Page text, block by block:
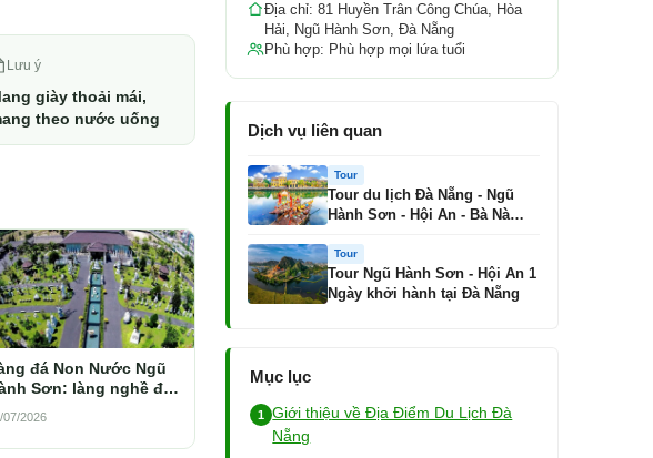
Lưu ý
giày thoải mái,
theo nước uống
đá Non Nước Ngũ
Sơn: làng nghề đá
07/2026
Địa chỉ: 81 Huyền Trân Công Chúa, Hòa
Hải, Ngũ Hành Sơn, Đà Nẵng
Phù hợp: Phù hợp mọi lứa tuổi
Dịch vụ liên quan
Tour
Tour du lịch Đà Nẵng - Ngũ
Hành Sơn - Hội An - Bà Nà
Tour
Tour Ngũ Hành Sơn - Hội An 1
Ngày khởi hành tại Đà Nẵng
Mục lục
Giới thiệu về Địa Điểm Du Lịch Đà
Nẵng